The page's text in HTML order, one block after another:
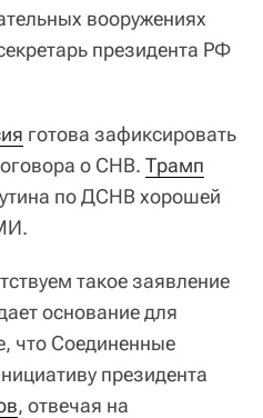
вооружениях
президента РФ
готова зафиксировать
о СНВ. Трамп
по ДСНВ хорошей
такое заявление
основание для
что Соединенные
президента
, отвечая на